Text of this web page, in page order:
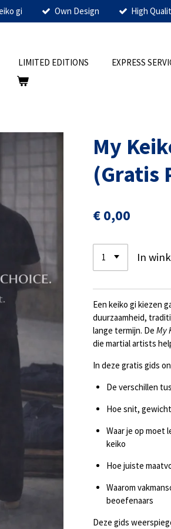
gi Own Design High
LIMITED EDITIONS EXPRESS
My
(Gratis
€ 0,00
In
Een keiko gi kiezen
duurzaamheid,
lange termijn. De My
die martial artists
In deze gratis gids
De verschillen
Hoe snit,
Waar je op moet
keiko
Hoe juiste
Waarom
beoefenaars
Deze gids